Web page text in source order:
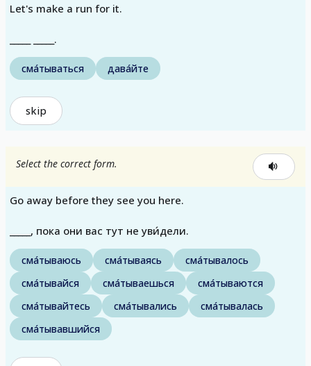
Let's make a run for it.
_____ _____.
сма́тываться дава́йте
skip
Select the correct form.
Go away before they see you here.
_____, пока они вас тут не уви́дели.
сма́тываюсь сма́тываясь
сма́тывалось
сма́тывайся
сма́тываешься
сма́тываются
сма́тывайтесь
сма́тывались
сма́тывалась
сма́тывавшийся